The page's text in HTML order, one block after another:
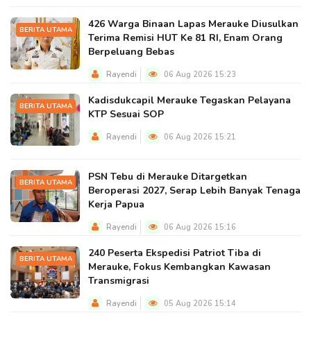
BERITA UTAMA
426 Warga Binaan Lapas Merauke Diusulkan
Terima Remisi HUT Ke 81 RI, Enam Orang
Berpeluang Bebas
Rayendi 06 Aug 2026 15:23
BERITA UTAMA
Kadisdukcapil Merauke Tegaskan Pelayana
KTP Sesuai SOP
Rayendi 06 Aug 2026 15:21
BERITA UTAMA
PSN Tebu di Merauke Ditargetkan
Beroperasi 2027, Serap Lebih Banyak Tenaga
Kerja Papua
Rayendi 06 Aug 2026 15:16
BERITA UTAMA
240 Peserta Ekspedisi Patriot Tiba di
Merauke, Fokus Kembangkan Kawasan
Transmigrasi
Rayendi 05 Aug 2026 15:14